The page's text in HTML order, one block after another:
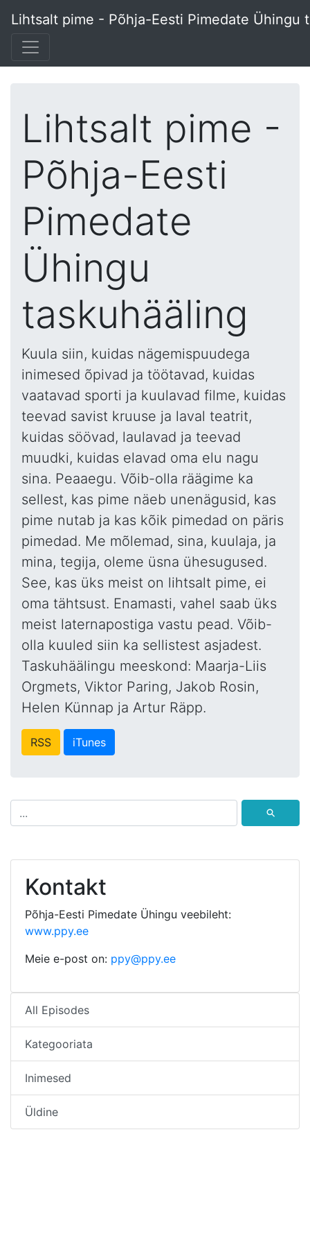
Lihtsalt pime - Põhja-Eesti Pimedate Ühingu
Lihtsalt pime -
Põhja-Eesti
Pimedate
Ühingu
taskuhääling
Kuula siin, kuidas nägemispuudega
inimesed õpivad ja töötavad, kuidas
vaatavad sporti ja kuulavad filme, kuidas
teevad savist kruuse ja laval teatrit,
kuidas söövad, laulavad ja teevad
muudki, kuidas elavad oma elu nagu
sina. Peaaegu. Võib-olla räägime ka
sellest, kas pime näeb unenägusid, kas
pime nutab ja kas kõik pimedad on päris
pimedad. Me mõlemad, sina, kuulaja, ja
mina, tegija, oleme üsna ühesugused.
See, kas üks meist on lihtsalt pime, ei
oma tähtsust. Enamasti, vahel saab üks
meist laternapostiga vastu pead. Võib-
olla kuuled siin ka sellistest asjadest.
Taskuhäälingu meeskond: Maarja-Liis
Orgmets, Viktor Paring, Jakob Rosin,
Helen Künnap ja Artur Räpp.
RSS iTunes
⚲
Kontakt
Põhja-Eesti Pimedate Ühingu veebileht:
www.ppy.ee
Meie e-post on: ppy@ppy.ee
All Episodes
Kategooriata
Inimesed
Üldine